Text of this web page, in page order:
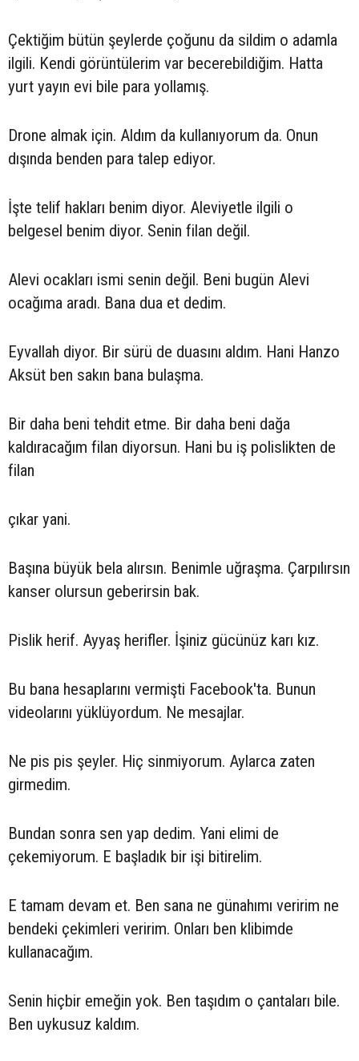
Çektiğim bütün şeylerde çoğunu da sildim o adamla
ilgili. Kendi görüntülerim var becerebildiğim. Hatta
yurt yayın evi bile para yollamış.
Drone almak için. Aldım da kullanıyorum da. Onun
dışında benden para talep ediyor.
İşte telif hakları benim diyor. Aleviyetle ilgili o
belgesel benim diyor. Senin filan değil.
Alevi ocakları ismi senin değil. Beni bugün Alevi
ocağıma aradı. Bana dua et dedim.
Eyvallah diyor. Bir sürü de duasını aldım. Hani Hanzo
Aksüt ben sakın bana bulaşma.
Bir daha beni tehdit etme. Bir daha beni dağa
kaldıracağım filan diyorsun. Hani bu iş polislikten de
filan
çıkar yani.
Başına büyük bela alırsın. Benimle uğraşma. Çarpılırsın
kanser olursun geberirsin bak.
Pislik herif. Ayyaş herifler. İşiniz gücünüz karı kız.
Bu bana hesaplarını vermişti Facebook'ta. Bunun
videolarını yüklüyordum. Ne mesajlar.
Ne pis pis şeyler. Hiç sinmiyorum. Aylarca zaten
girmedim.
Bundan sonra sen yap dedim. Yani elimi de
çekemiyorum. E başladık bir işi bitirelim.
E tamam devam et. Ben sana ne günahımı veririm ne
bendeki çekimleri veririm. Onları ben klibimde
kullanacağım.
Senin hiçbir emeğin yok. Ben taşıdım o çantaları bile.
Ben uykusuz kaldım.